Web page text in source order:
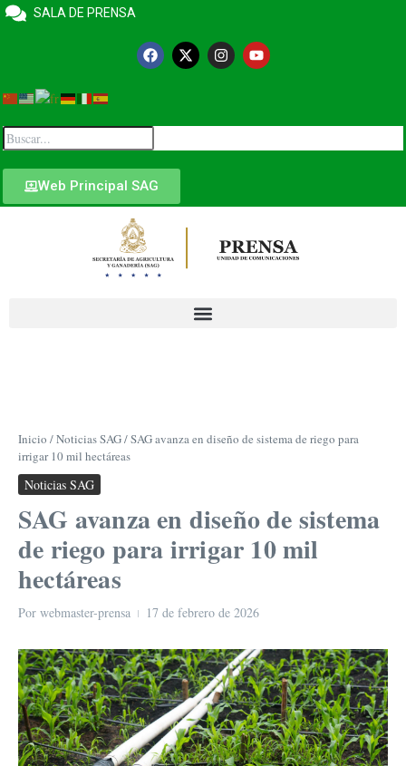
SALA DE PRENSA
Web Principal SAG
Inicio /Noticias SAG/SAG avanza en diseño de sistema de riego para
irrigar 10 mil hectáreas
Noticias SAG
SAG avanza en diseño de sistema
de riego para irrigar 10 mil
hectáreas
Por webmaster-prensa 17 de febrero de 2026